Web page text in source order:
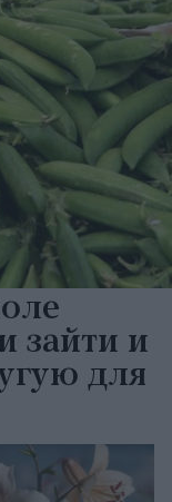
зайти и
для